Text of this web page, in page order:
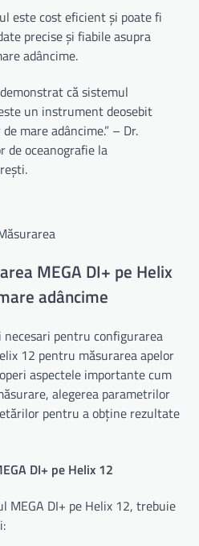
este cost eficient și poate fi
precise și fiabile asupra
adâncime.
că sistemul
un instrument deosebit
mare adâncime.” – Dr.
de oceanografie la
MEGA DI+ pe Helix
adâncime
pentru configurarea
12 pentru măsurarea apelor
aspectele importante cum
alegerea parametrilor
pentru a obține rezultate
DI+ pe Helix 12
MEGA DI+ pe Helix 12, trebuie